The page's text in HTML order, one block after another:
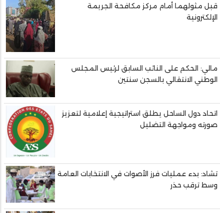
قبل مثولهما أمام مركز مكافحة الجريمة
الإلكترونية
مالي: الحكم على النائب السابق لرئيس المجلس
الوطني الانتقالي بالسجن سنتين
اتحاد دول الساحل يطلق استراتيجية إعلامية لتعزيز
صورته ومواجهة التضليل
تشاد: بدء عمليات فرز الأصوات في الانتخابات العامة
وسط ترقب حذر